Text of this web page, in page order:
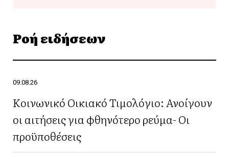
Ροή ειδήσεων
09.08.26
Κοινωνικό Οικιακό Τιμολόγιο: Ανοίγουν
οι αιτήσεις για φθηνότερο ρεύμα- Οι
προϋποθέσεις